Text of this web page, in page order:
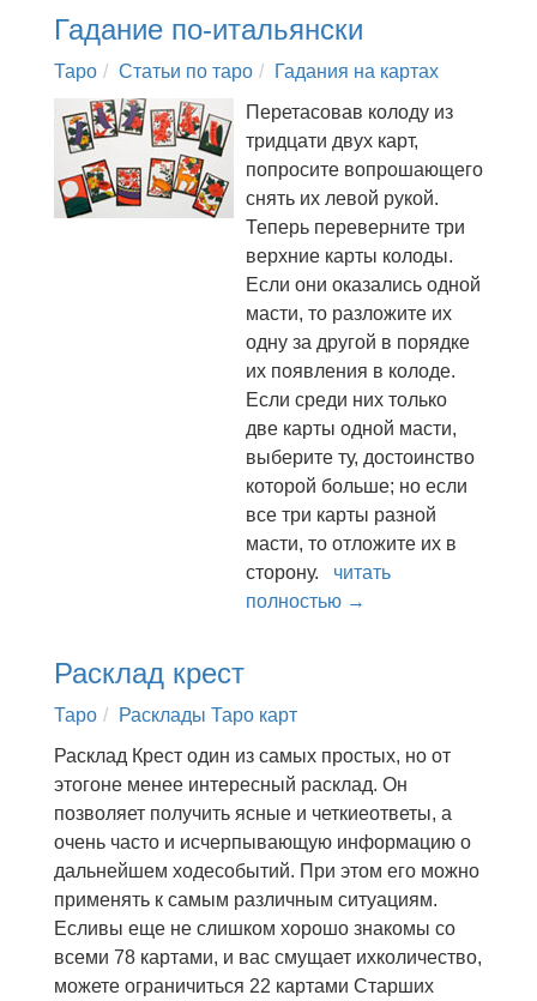
Гадание по-итальянски
Таро Статьи по таро
Гадания на картах
Перетасовав колоду из
тридцати двух карт,
попросите вопрошающего
снять их левой рукой.
Теперь переверните три
верхние карты колоды.
Если они оказались одной
масти, то разложите их
одну за другой в порядке
их появления в колоде.
Если среди них только
две карты одной масти,
выберите ту, достоинство
которой больше; но если
все три карты разной
масти, то отложите их в
сторону. читать
полностью →
Расклад крест
Таро
Расклады Таро карт
Расклад Крест один из самых простых, но от
этогоне менее интересный расклад. Он
позволяет получить ясные и четкиеответы, а
очень часто и исчерпывающую информацию о
дальнейшем ходесобытий. При этом его можно
применять к самым различным ситуациям.
Есливы еще не слишком хорошо знакомы со
всеми 78 картами, и вас смущает ихколичество,
можете ограничиться 22 картами Старших